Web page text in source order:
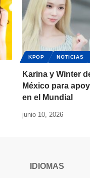
KPOP NOTICIAS
Karina y Winter
México para
en el Mundial
junio 10, 2026
IDIOMAS